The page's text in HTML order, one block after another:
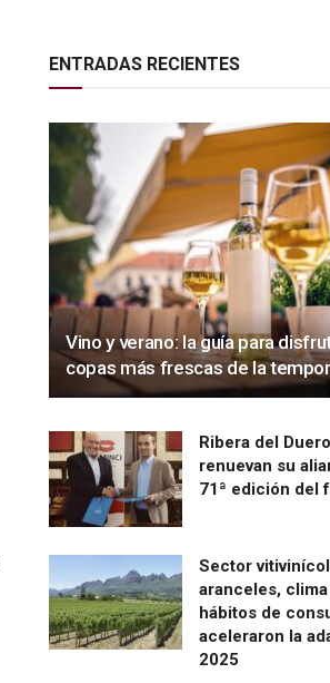
ENTRADAS RECIENTES
Vino y verano: la guía para
copas más frescas de la
Ribera del
renuevan su
71ª edición del
Sector
aranceles,
hábitos de
aceleraron la
2025